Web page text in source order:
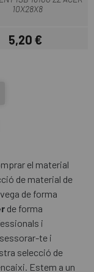
10X28X8
Preu
5,20 €
el material
de material de
de forma
de forma
i
te i
selecció de
Estem a un